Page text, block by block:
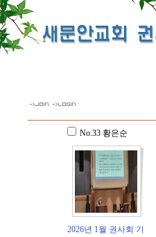
No.33황은순
2026년 1월 권사회 기